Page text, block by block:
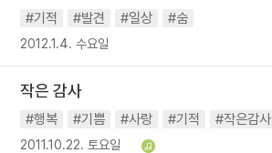
#기적 #발견 #일상 #숨
2012.1.4. 수요일
작은 감사
#행복 #기쁨 #사랑 #기적 #작은감사
2011.10.22. 토요일